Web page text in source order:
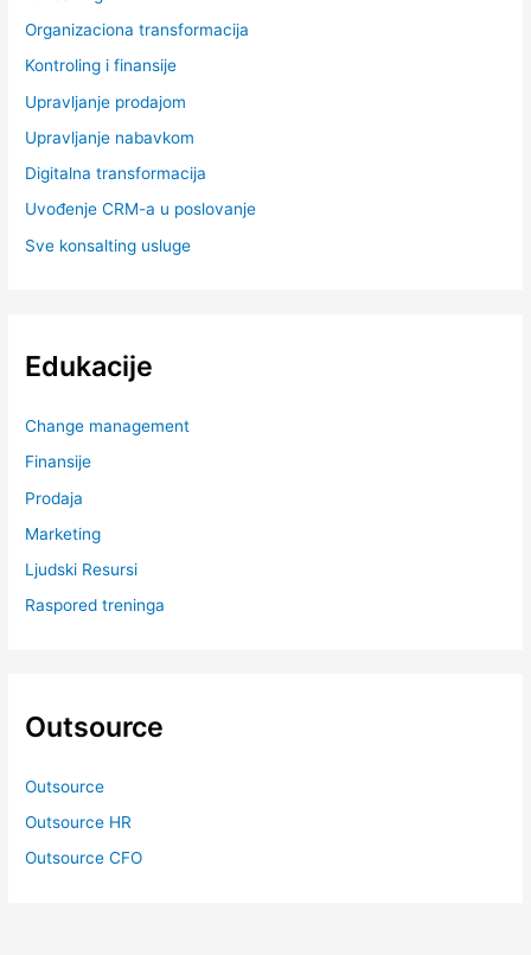
Organizaciona transformacija
Kontroling i finansije
Upravljanje prodajom
Upravljanje nabavkom
Digitalna transformacija
Uvođenje CRM-a u poslovanje
Sve konsalting usluge
Edukacije
Change management
Finansije
Prodaja
Marketing
Ljudski Resursi
Raspored treninga
Outsource
Outsource
Outsource HR
Outsource CFO